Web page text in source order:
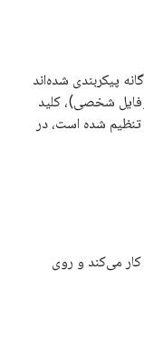
پیکربندی شده‌اند
شخصی)، کلید
تنظیم شده است، در
کار می‌کند و روی